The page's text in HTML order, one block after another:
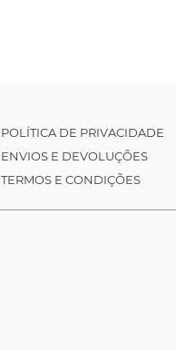
POLÍTICA DE PRIVACIDADE
ENVIOS E DEVOLUÇÕES
TERMOS E CONDIÇÕES